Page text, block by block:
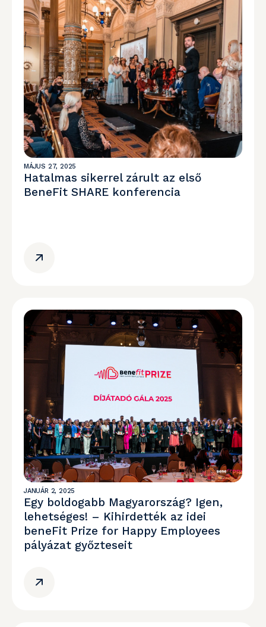
MÁJUS 27, 2025
Hatalmas sikerrel zárult az első
BeneFit SHARE konferencia
JANUÁR 2, 2025
Egy boldogabb Magyarország? Igen,
lehetséges! – Kihirdették az idei
beneFit Prize for Happy Employees
pályázat győzteseit